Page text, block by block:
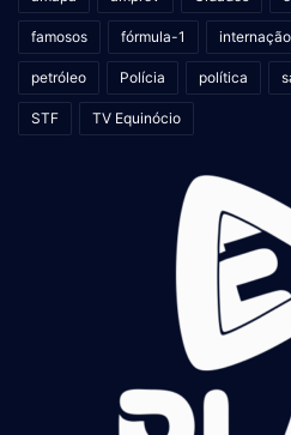
famosos fórmula-1 internação
petróleo Polícia política
STF TV Equinócio